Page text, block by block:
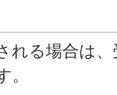
れる場合は